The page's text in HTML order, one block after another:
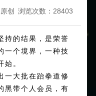
创 浏览次数：28403
持的结果，是荣誉
一个境界，一种技
。
大批在跆拳道修
黑带个人会员，有